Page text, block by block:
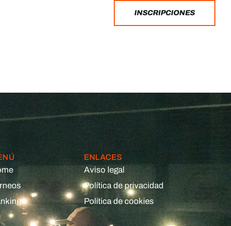
INSCRIPCIONES
ENLACES
Aviso legal
Política de privacidad
Política de cookies